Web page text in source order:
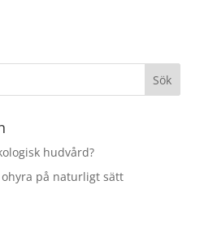
hudvård?
på naturligt sätt